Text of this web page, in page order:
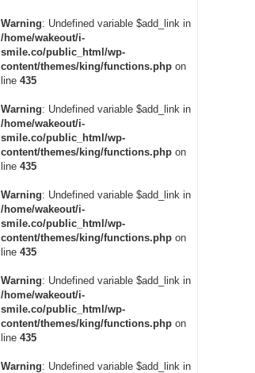
Warning: Undefined variable $add_link in
/home/wakeout/i-
smile.co/public_html/wp-
content/themes/king/functions.phpon
line 435
Warning: Undefined variable $add_link in
/home/wakeout/i-
smile.co/public_html/wp-
content/themes/king/functions.phpon
line 435
Warning: Undefined variable $add_link in
/home/wakeout/i-
smile.co/public_html/wp-
content/themes/king/functions.phpon
line 435
Warning: Undefined variable $add_link in
/home/wakeout/i-
smile.co/public_html/wp-
content/themes/king/functions.phpon
line 435
Warning: Undefined variable $add_link in